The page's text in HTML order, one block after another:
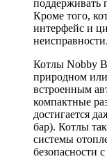
поддерживать
Кроме того,
интерфейс и
неисправности.
Котлы Nobby
природном
встроенным
компактные
достигается
бар). Котлы
системы
безопасности